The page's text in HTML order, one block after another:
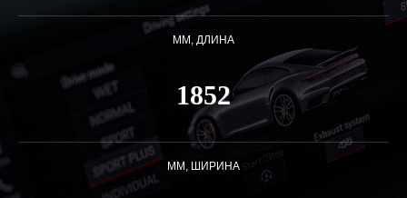
ММ, ДЛИНА
1852
ММ, ШИРИНА